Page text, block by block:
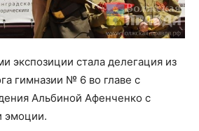
экспозиции стала делегация из
гимназии № 6 во главе с
Альбиной Афенченко с
эмоции.